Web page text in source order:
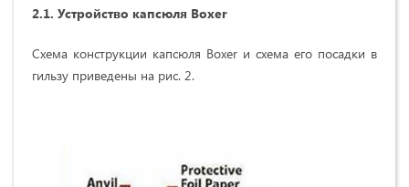
2.1. Устройство капсюля Boxer
Схема конструкции капсюля Boxer и схема его посадки в
гильзу приведены на рис. 2.